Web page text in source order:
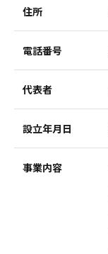
住所
電話番号
代表者
設立年月日
事業内容